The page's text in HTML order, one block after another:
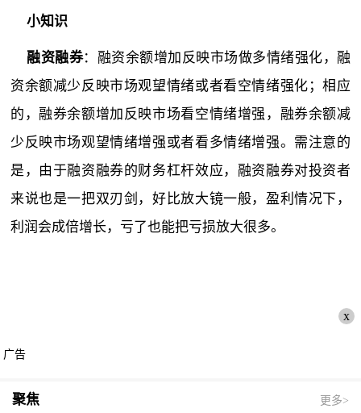
小知识
融资融券：融资余额增加反映市场做多情绪强化，融
资余额减少反映市场观望情绪或者看空情绪强化；相应
的，融券余额增加反映市场看空情绪增强，融券余额减
少反映市场观望情绪增强或者看多情绪增强。需注意的
是，由于融资融券的财务杠杆效应，融资融券对投资者
来说也是一把双刃剑，好比放大镜一般，盈利情况下，
利润会成倍增长，亏了也能把亏损放大很多。
x
广告
聚焦 更多>